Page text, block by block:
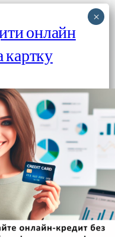
Завантажити
Фінанси IN UA
вулиця Хрещатик, 14
онлайн
картку